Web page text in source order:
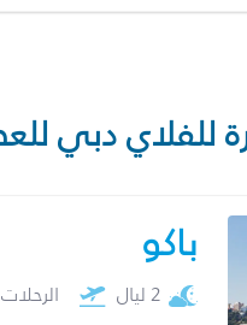
للفلاي دبي
باكو
2 ليال